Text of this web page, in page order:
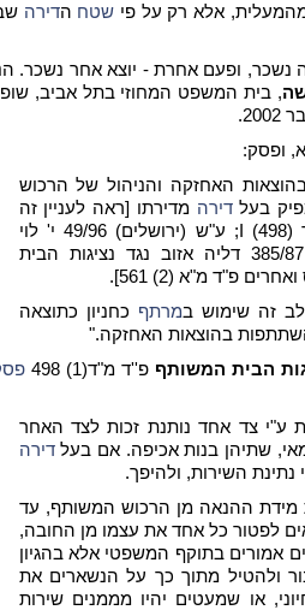
מהמעלית, אלא רק על פי שטח הדירה
זה נשכר, ופעם אחרת - יוצא אחר נשכר.
, בית המשפט המחוזי בתל אביב,
ופסק:
האחזקה והניהול של הרכוש
בעלדירה מדירתו [ראה לעניין זה
ע"א 204/79 ויזר נגד נציגות הבית המשותף, פ"מ מ"ד I (498); ע"ש (ירושלים) 49/96 י' לוי
השקעות ובניין נגד היועץ המשפטי לממשלה; ע"א 385/87 דליה אזוב נגד נציגות הבית
זה שימוש במרתף כחניון כתוצאה
בהוצאות האחזקה."
הבית המשותף פ''ד מ"ד(1) 498
ע"י צד אחד נותנת זכות לצד האחר
שתיהן בנות אכיפה.אם בעלדירה
השירות, ולהיפך.
מידת ההנאה מן הרכוש המשותף, עד
לפטור כל אחד את עצמו מן החובה,
אמורים בתוקף המשפטי אלא בהגיון
ולהטיל מתוך כך על הנשארים את
או שמעטים יהיו מממנים שירות